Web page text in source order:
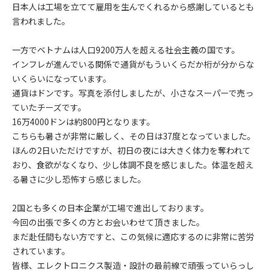
日本人は工場を立てて雇用を生んでくれるから感謝しているとも
言われました。
一方でベトナムは人口9200万人を超える社会主義の国です。
インフレが進んでいる関係で通貨がもういくらだか桁が分からな
いくらいになっています。
通貨はドンです。写真を添付しましたが、小さなスーパーで売っ
ていたチーズです。
16万4000ドンは約800円となります。
こちらも暑さが非常に厳しく、その日は37度となっていました。
ほんの2日いただけですが、初日の夜には大きく体力を奪われて
おり、食欲がなくなり、少し体調不良を感じました。 体温を超え
る暑さに少し恐怖すら感じました。
2国とも多くの日本企業が工場で進出しております。
今回の出張で多くの方とお会いわせて頂きました。
まだ赴任間もない方ですと、この気候に適応するのに非常に苦労
されています。
皆様、エレクトロニクス製造・設計の最前線で頑張っていらっし